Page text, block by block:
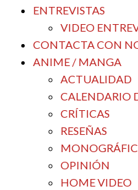
ENTREVISTAS
VIDEO
CONTACTA CON
ANIME / MANGA
ACTUALIDAD
CALENDARIO
CRÍTICAS
RESEÑAS
OPINIÓN
HOME VIDEO